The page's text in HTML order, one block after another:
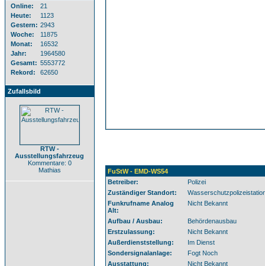
Online:
21
Heute:
1123
Gestern: 2943
Woche:
11875
Monat:
16532
Jahr:
1964580
Gesamt: 5553772
Rekord:
62650
Zufallsbild
RTW -
Ausstellungsfahrzeug
Kommentare: 0
Mathias
FuStW - EMD-WS54
Betreiber:
Polizei
Zuständiger Standort:
Funkrufname Analog
Alt:
Nicht Bekannt
Aufbau / Ausbau:
Behördenausbau
Erstzulassung:
Nicht Bekannt
Außerdienststellung:
Im Dienst
Sondersignalanlage:
Fogt Noch
Ausstattung:
Nicht Bekannt